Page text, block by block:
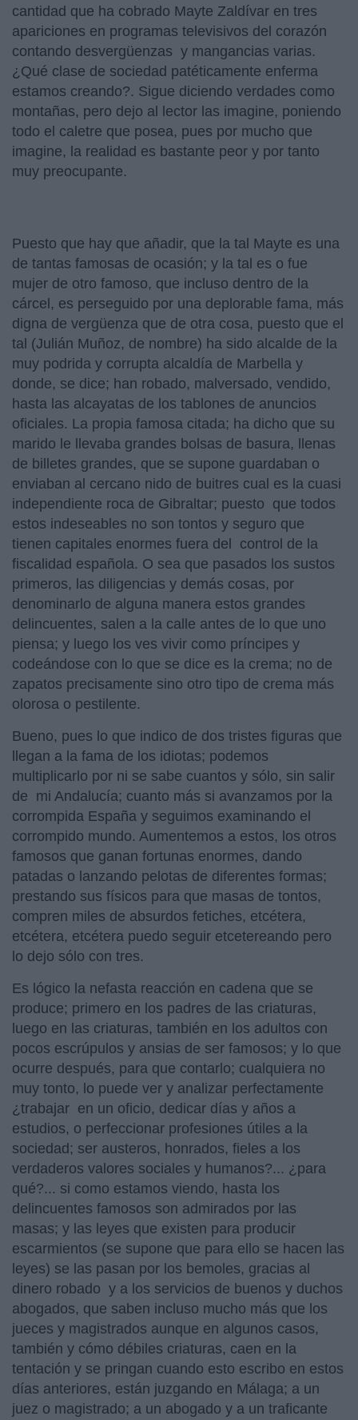
cantidad que ha cobrado Mayte Zaldívar en tres
apariciones en programas televisivos del corazón
contando desvergüenzas y mangancias varias.
¿Qué clase de sociedad patéticamente enferma
estamos creando?. Sigue diciendo verdades como
montañas, pero dejo al lector las imagine, poniendo
todo el caletre que posea, pues por mucho que
imagine, la realidad es bastante peor y por tanto
muy preocupante.
Puesto que hay que añadir, que la tal Mayte es una
de tantas famosas de ocasión; y la tal es o fue
mujer de otro famoso, que incluso dentro de la
cárcel, es perseguido por una deplorable fama, más
digna de vergüenza que de otra cosa, puesto que el
tal (Julián Muñoz, de nombre) ha sido alcalde de la
muy podrida y corrupta alcaldía de Marbella y
donde, se dice; han robado, malversado, vendido,
hasta las alcayatas de los tablones de anuncios
oficiales. La propia famosa citada; ha dicho que su
marido le llevaba grandes bolsas de basura, llenas
de billetes grandes, que se supone guardaban o
enviaban al cercano nido de buitres cual es la cuasi
independiente roca de Gibraltar; puesto que todos
estos indeseables no son tontos y seguro que
tienen capitales enormes fuera del control de la
fiscalidad española. O sea que pasados los sustos
primeros, las diligencias y demás cosas, por
denominarlo de alguna manera estos grandes
delincuentes, salen a la calle antes de lo que uno
piensa; y luego los ves vivir como príncipes y
codeándose con lo que se dice es la crema; no de
zapatos precisamente sino otro tipo de crema más
olorosa o pestilente.
Bueno, pues lo que indico de dos tristes figuras que
llegan a la fama de los idiotas; podemos
multiplicarlo por ni se sabe cuantos y sólo, sin salir
de mi Andalucía; cuanto más si avanzamos por la
corrompida España y seguimos examinando el
corrompido mundo. Aumentemos a estos, los otros
famosos que ganan fortunas enormes, dando
patadas o lanzando pelotas de diferentes formas;
prestando sus físicos para que masas de tontos,
compren miles de absurdos fetiches, etcétera,
etcétera, etcétera puedo seguir etcetereando pero
lo dejo sólo con tres.
Es lógico la nefasta reacción en cadena que se
produce; primero en los padres de las criaturas,
luego en las criaturas, también en los adultos con
pocos escrúpulos y ansias de ser famosos; y lo que
ocurre después, para que contarlo; cualquiera no
muy tonto, lo puede ver y analizar perfectamente
¿trabajar en un oficio, dedicar días y años a
estudios, o perfeccionar profesiones útiles a la
sociedad; ser austeros, honrados, fieles a los
verdaderos valores sociales y humanos?... ¿para
qué?... si como estamos viendo, hasta los
delincuentes famosos son admirados por las
masas; y las leyes que existen para producir
escarmientos (se supone que para ello se hacen las
leyes) se las pasan por los bemoles, gracias al
dinero robado y a los servicios de buenos y duchos
abogados, que saben incluso mucho más que los
jueces y magistrados aunque en algunos casos,
también y cómo débiles criaturas, caen en la
tentación y se pringan cuando esto escribo en estos
días anteriores, están juzgando en Málaga; a un
juez o magistrado; a un abogado y a un traficante